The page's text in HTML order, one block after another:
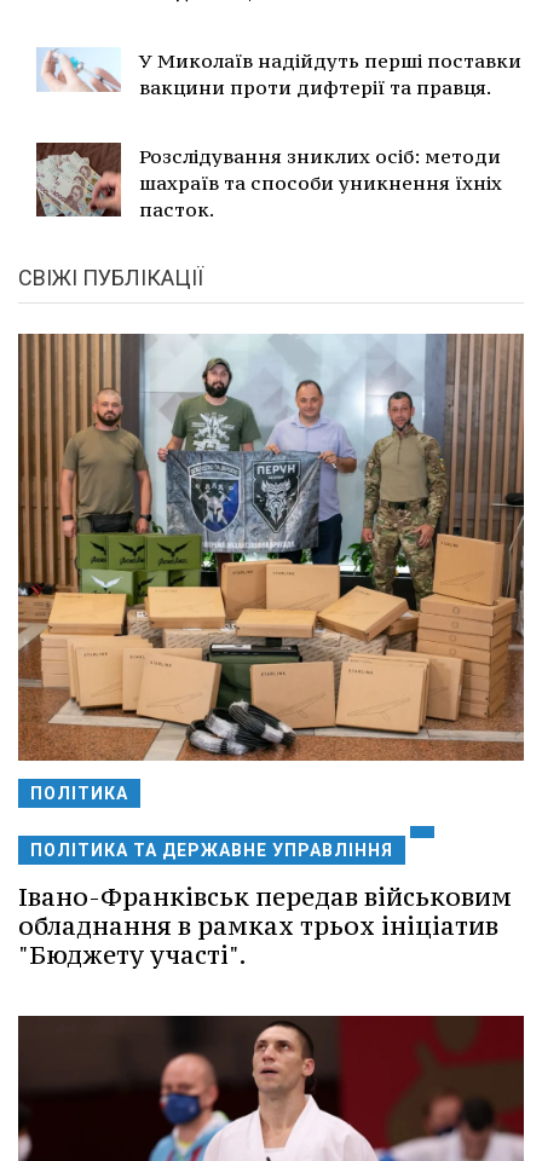
У Миколаїв надійдуть перші поставки
вакцини проти дифтерії та правця.
Розслідування зниклих осіб: методи
шахраїв та способи уникнення їхніх
пасток.
СВІЖІ ПУБЛІКАЦІЇ
ПОЛІТИКА
ПОЛІТИКА ТА ДЕРЖАВНЕ УПРАВЛІННЯ
Івано-Франківськ передав військовим
обладнання в рамках трьох ініціатив
"Бюджету участі".